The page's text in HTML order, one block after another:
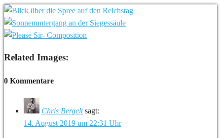
Related Images:
0 Kommentare
Chris Bergelt sagt:
14. August 2019 um 22:31 Uhr